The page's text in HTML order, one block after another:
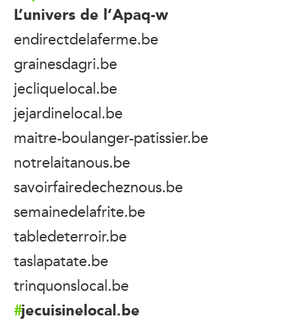
L’univers de l’Apaq-w
endirectdelaferme.be
grainesdagri.be
jecliquelocal.be
jejardinelocal.be
maitre-boulanger-patissier.be
notrelaitanous.be
savoirfairedecheznous.be
semainedelafrite.be
tabledeterroir.be
taslapatate.be
trinquonslocal.be
jecuisinelocal.be